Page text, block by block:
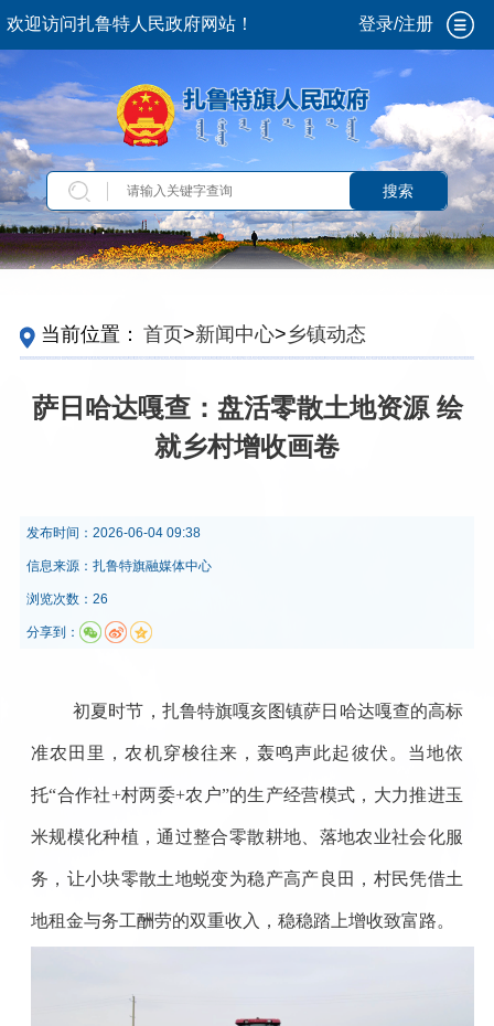
欢迎访问扎鲁特人民政府网站！ 登录/注册
搜索
当前位置： 首页>新闻中心>乡镇动态
萨日哈达嘎查：盘活零散土地资源 绘
就乡村增收画卷
发布时间： 2026-06-04 09:38
信息来源： 扎鲁特旗融媒体中心
浏览次数：26
分享到：
初夏时节，扎鲁特旗嘎亥图镇萨日哈达嘎查的高标
准农田里，农机穿梭往来，轰鸣声此起彼伏。当地依
托“合作社+村两委+农户”的生产经营模式，大力推进玉
米规模化种植，通过整合零散耕地、落地农业社会化服
务，让小块零散土地蜕变为稳产高产良田，村民凭借土
地租金与务工酬劳的双重收入，稳稳踏上增收致富路。